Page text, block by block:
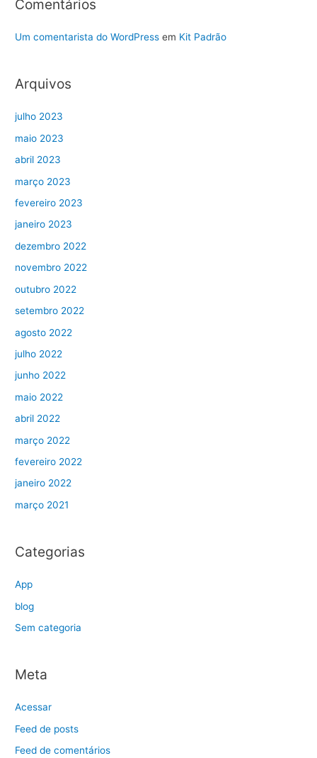
Comentários
Um comentarista do WordPress em Kit Padrão
Arquivos
julho 2023
maio 2023
abril 2023
março 2023
fevereiro 2023
janeiro 2023
dezembro 2022
novembro 2022
outubro 2022
setembro 2022
agosto 2022
julho 2022
junho 2022
maio 2022
abril 2022
março 2022
fevereiro 2022
janeiro 2022
março 2021
Categorias
App
blog
Sem categoria
Meta
Acessar
Feed de posts
Feed de comentários